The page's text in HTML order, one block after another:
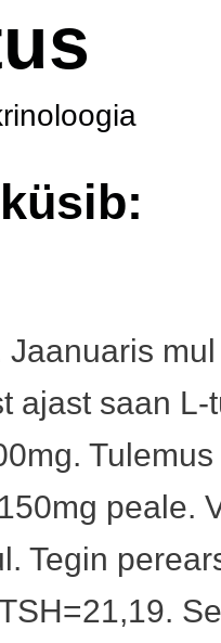
ajast saan L-
peale.
Tegin